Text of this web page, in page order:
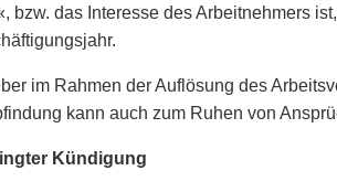
bzw. das Interesse des Arbeitnehmers
im Rahmen der Auflösung des
kann auch zum Ruhen von
Kündigung